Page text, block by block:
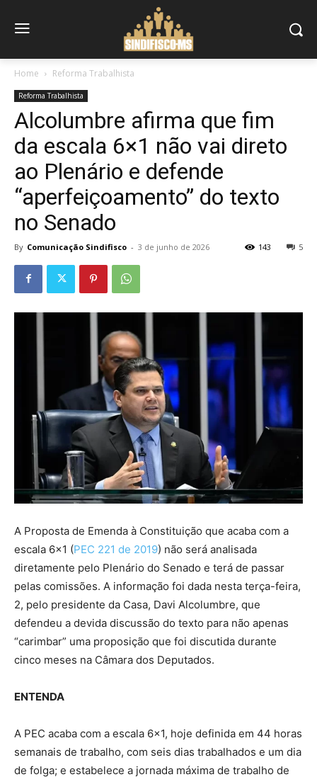
Home Reforma Trabalhista
Reforma Trabalhista
Alcolumbre afirma que fim
da escala 6×1 não vai direto
ao Plenário e defende
“aperfeiçoamento” do texto
no Senado
By Comunicação Sindifisco - 3 de junho de 2026 5
143
A Proposta de Emenda à Constituição que acaba com a
escala 6×1 (PEC 221 de 2019) não será analisada
diretamente pelo Plenário do Senado e terá de passar
pelas comissões. A informação foi dada nesta terça-feira,
2, pelo presidente da Casa, Davi Alcolumbre, que
defendeu a devida discussão do texto para não apenas
“carimbar” uma proposição que foi discutida durante
cinco meses na Câmara dos Deputados.
ENTENDA
A PEC acaba com a escala 6×1, hoje definida em 44 horas
semanais de trabalho, com seis dias trabalhados e um dia
de folga; e estabelece a jornada máxima de trabalho de